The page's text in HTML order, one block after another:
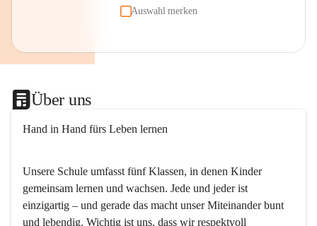
Auswahl merken
Über uns
Hand in Hand fürs Leben lernen
Unsere Schule umfasst fünf Klassen, in denen Kinder
gemeinsam lernen und wachsen. Jede und jeder ist
einzigartig – und gerade das macht unser Miteinander bunt
und lebendig. Wichtig ist uns, dass wir respektvoll